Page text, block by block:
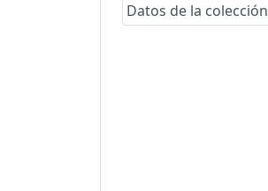
Datos de la colección